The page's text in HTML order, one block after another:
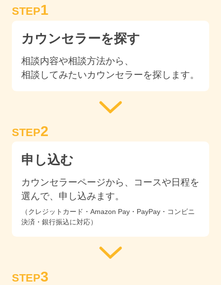
STEP1
カウンセラーを探す
相談内容や相談方法から、
相談してみたいカウンセラーを探します。
STEP2
申し込む
カウンセラーページから、コースや日程を
選んで、申し込みます。
（クレジットカード・Amazon Pay・PayPay・コンビニ
決済・銀行振込に対応）
STEP3